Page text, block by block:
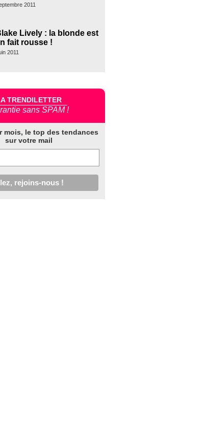
2011
Lively : la blonde est
fait rousse !
2011
TRENDILETTER
sans SPAM !
mois, le top des tendances
sur votre mail